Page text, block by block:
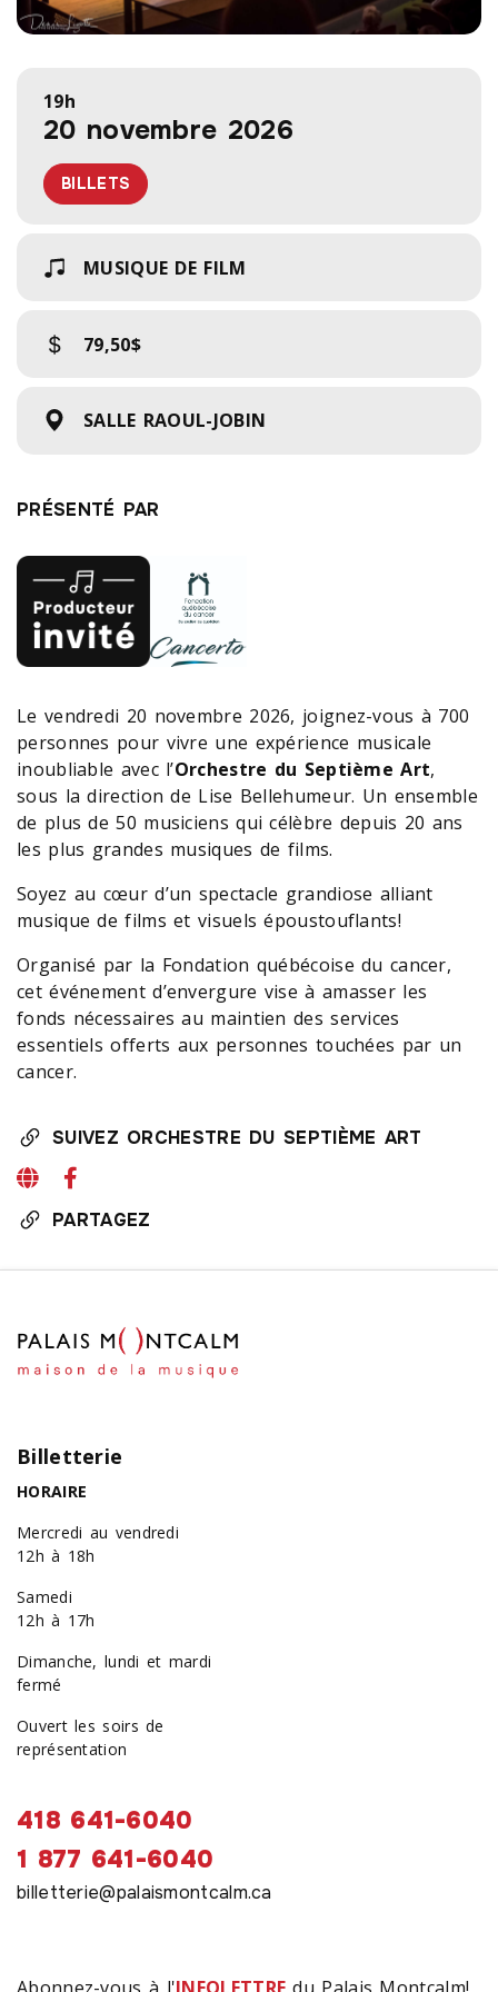
19h
20 novembre 2026
BILLETS
MUSIQUE DE FILM
79,50$
SALLE RAOUL-JOBIN
PRÉSENTÉ PAR
Le vendredi 20 novembre 2026, joignez-vous à 700
personnes pour vivre une expérience musicale
inoubliable avec l’Orchestre du Septième Art,
sous la direction de Lise Bellehumeur. Un ensemble
de plus de 50 musiciens qui célèbre depuis 20 ans
les plus grandes musiques de films.
Soyez au cœur d’un spectacle grandiose alliant
musique de films et visuels époustouflants!
Organisé par la Fondation québécoise du cancer,
cet événement d’envergure vise à amasser les
fonds nécessaires au maintien des services
essentiels offerts aux personnes touchées par un
cancer.
SUIVEZ ORCHESTRE DU SEPTIÈME ART
PARTAGEZ
Billetterie
HORAIRE
Mercredi au vendredi
12h à 18h
Samedi
12h à 17h
Dimanche, lundi et mardi
fermé
Ouvert les soirs de
représentation
418 641-6040
1 877 641-6040
billetterie@palaismontcalm.ca